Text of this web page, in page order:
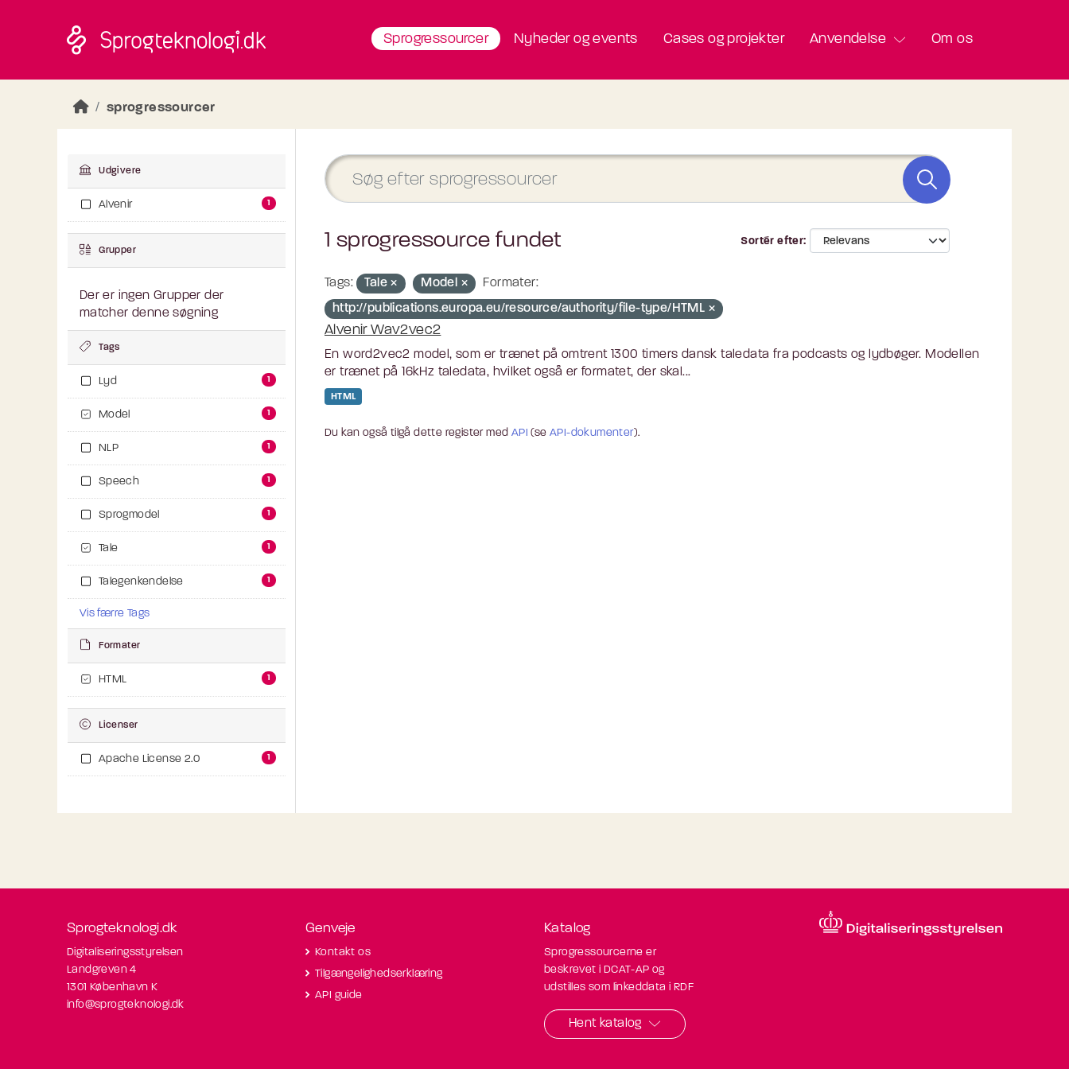
Sprogressourcer Nyheder og events Cases og projekter Anvendelse Om os
sprogressourcer
Udgivere
Alvenir 1
Grupper
Der er ingen Grupper der
matcher denne søgning
Tags
Lyd 1
Model 1
NLP 1
Speech 1
Sprogmodel 1
Tale 1
Talegenkendelse 1
Vis færre Tags
Formater
HTML 1
Licenser
Apache License 2.0 1
Sortér efter
1 sprogressource fundet
Tags: Tale Model
Formater:
http://publications.europa.eu/resource/authority/file-type/HTML
Alvenir Wav2vec2
En word2vec2 model, som er trænet på omtrent 1300 timers dansk taledata fra podcasts og lydbøger. Modellen
er trænet på 16kHz taledata, hvilket også er formatet, der skal...
HTML
Du kan også tilgå dette register med API (seAPI-dokumenter).
Sprogteknologi.dk
Digitaliseringsstyrelsen
Landgreven 4
1301 København K
info@sprogteknologi.dk
Genveje
Kontakt os
Tilgængelighedserklæring
API guide
Katalog
Sprogressourcerne er
beskrevet i DCAT-AP og
udstilles som linkeddata i RDF
Hent katalog